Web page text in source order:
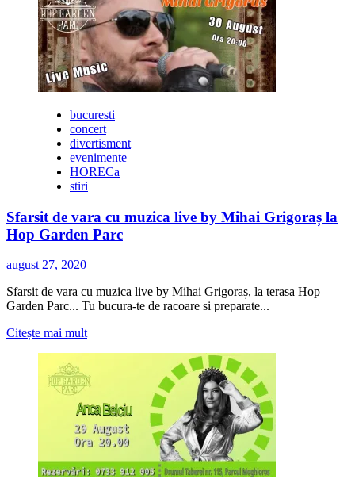
bucuresti
concert
divertisment
evenimente
HORECa
stiri
Sfarsit de vara cu muzica live by Mihai Grigoraș la
Hop Garden Parc
august 27, 2020
Sfarsit de vara cu muzica live by Mihai Grigoraș, la terasa Hop
Garden Parc... Tu bucura-te de racoare si preparate...
Citește mai multCitește
despre
Sfarsit
de
vara
cu
muzica
live
by